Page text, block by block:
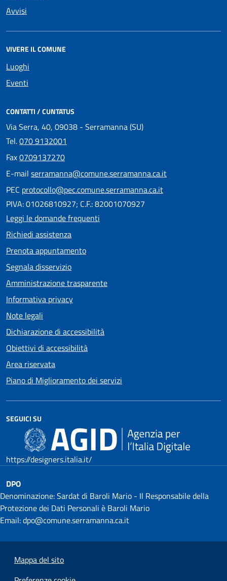
Avvisi
VIVERE IL COMUNE
Luoghi
Eventi
CONTATTI / CUNTATUS
Via Serra, 40, 09038 - Serramanna (SU)
Tel.070 9132001
Fax0709137270
E-mail serramanna@comune.serramanna.ca.it
PEC protocollo@pec.comune.serramanna.ca.it
PIVA: 01026810927; C.F.: 82001070927
Leggi le domande frequenti
Richiedi assistenza
Prenota appuntamento
Segnala disservizio
Amministrazione trasparente
Informativa privacy
Note legali
Dichiarazione di accessibilità
Obiettivi di accessibilità
Area riservata
Piano di Miglioramento dei servizi
SEGUICI SU
https://designers.italia.it/
DPO
Denominazione: Sardat di Baroli Mario - Il Responsabile della
Protezione dei Dati Personali è Baroli Mario
Email: dpo@comune.serramanna.ca.it
Mappa del sito